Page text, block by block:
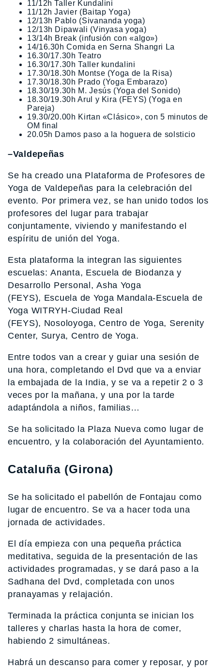
11/12h Taller Kundalini
11/12h Javier (Baitap Yoga)
12/13h Pablo (Sivananda yoga)
12/13h Dipawali (Vinyasa yoga)
13/14h Break (infusión con «algo»)
14/16.30h Comida en Serna Shangri La
16.30/17.30h Teatro
16.30/17.30h Taller kundalini
17.30/18.30h Montse (Yoga de la Risa)
17.30/18.30h Prado (Yoga Embarazo)
18.30/19.30h M. Jesús (Yoga del Sonido)
18.30/19.30h Arul y Kira (FEYS) (Yoga en
Pareja)
19.30/20.00h Kirtan «Clásico», con 5 minutos de
OM final
20.05h Damos paso a la hoguera de solsticio
–Valdepeñas
Se ha creado una Plataforma de Profesores de
Yoga de Valdepeñas para la celebración del
evento. Por primera vez, se han unido todos los
profesores del lugar para trabajar
conjuntamente, viviendo y manifestando el
espíritu de unión del Yoga.
Esta plataforma la integran las siguientes
escuelas: Ananta, Escuela de Biodanza y
Desarrollo Personal, Asha Yoga
(FEYS), Escuela de Yoga Mandala-Escuela de
Yoga WITRYH-Ciudad Real
(FEYS), Nosoloyoga, Centro de Yoga, Serenity
Center, Surya, Centro de Yoga.
Entre todos van a crear y guiar una sesión de
una hora, completando el Dvd que va a enviar
la embajada de la India, y se va a repetir 2 o 3
veces por la mañana, y una por la tarde
adaptándola a niños, familias…
Se ha solicitado la Plaza Nueva como lugar de
encuentro, y la colaboración del Ayuntamiento.
Cataluña (Girona)
Se ha solicitado el pabellón de Fontajau como
lugar de encuentro. Se va a hacer toda una
jornada de actividades.
El día empieza con una pequeña práctica
meditativa, seguida de la presentación de las
actividades programadas, y se dará paso a la
Sadhana del Dvd, completada con unos
pranayamas y relajación.
Terminada la práctica conjunta se inician los
talleres y charlas hasta la hora de comer,
habiendo 2 simultáneas.
Habrá un descanso para comer y reposar, y por